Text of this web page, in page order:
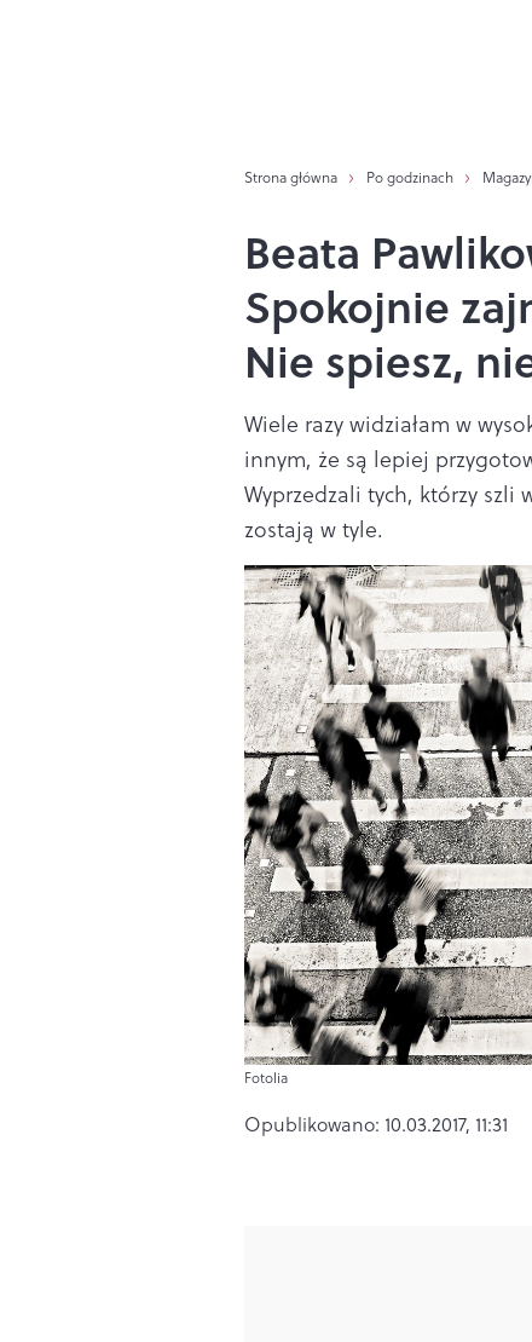
Strona główna Po godzinach
Beata
Spokojnie
Nie spiesz,
Wiele razy widziałam w
innym, że są lepiej
Wyprzedzali tych, którzy szli
zostają w tyle.
Fotolia
Opublikowano: 10.03.2017, 11:31